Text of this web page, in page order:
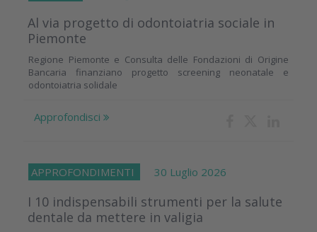
Al via progetto di odontoiatria sociale in
Piemonte
Regione Piemonte e Consulta delle Fondazioni di Origine
Bancaria finanziano progetto screening neonatale e
odontoiatria solidale
Approfondisci
APPROFONDIMENTI 30 Luglio 2026
I 10 indispensabili strumenti per la salute
dentale da mettere in valigia